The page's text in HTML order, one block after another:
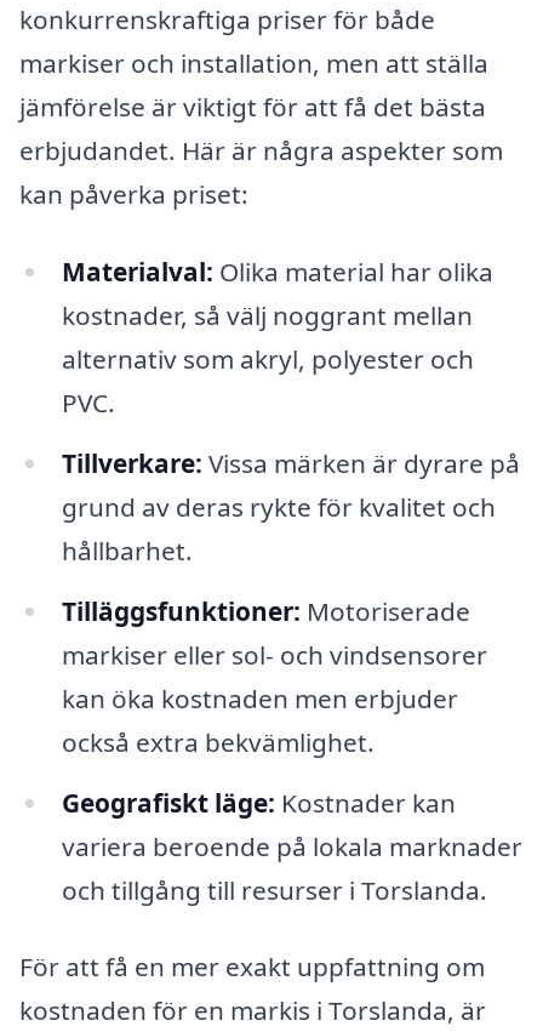
konkurrenskraftiga priser för både
markiser och installation, men att ställa
jämförelse är viktigt för att få det bästa
erbjudandet. Här är några aspekter som
kan påverka priset:
Materialval: Olika material har olika
kostnader, så välj noggrant mellan
alternativ som akryl, polyester och
PVC.
Tillverkare: Vissa märken är dyrare på
grund av deras rykte för kvalitet och
hållbarhet.
Tilläggsfunktioner: Motoriserade
markiser eller sol- och vindsensorer
kan öka kostnaden men erbjuder
också extra bekvämlighet.
Geografiskt läge: Kostnader kan
variera beroende på lokala marknader
och tillgång till resurser i Torslanda.
För att få en mer exakt uppfattning om
kostnaden för en markis i Torslanda, är